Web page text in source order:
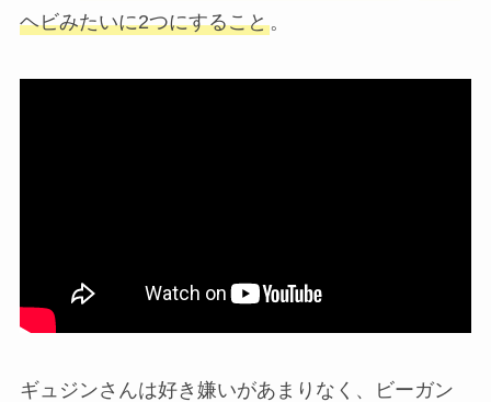
ヘビみたいに2つにすること。
ギュジンさんは好き嫌いがあまりなく、ビーガン